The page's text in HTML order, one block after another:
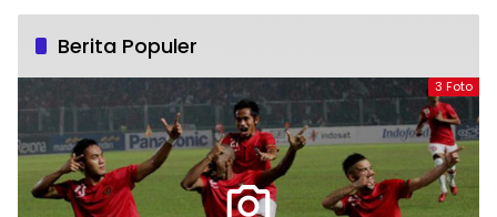
Berita Populer
3 Foto